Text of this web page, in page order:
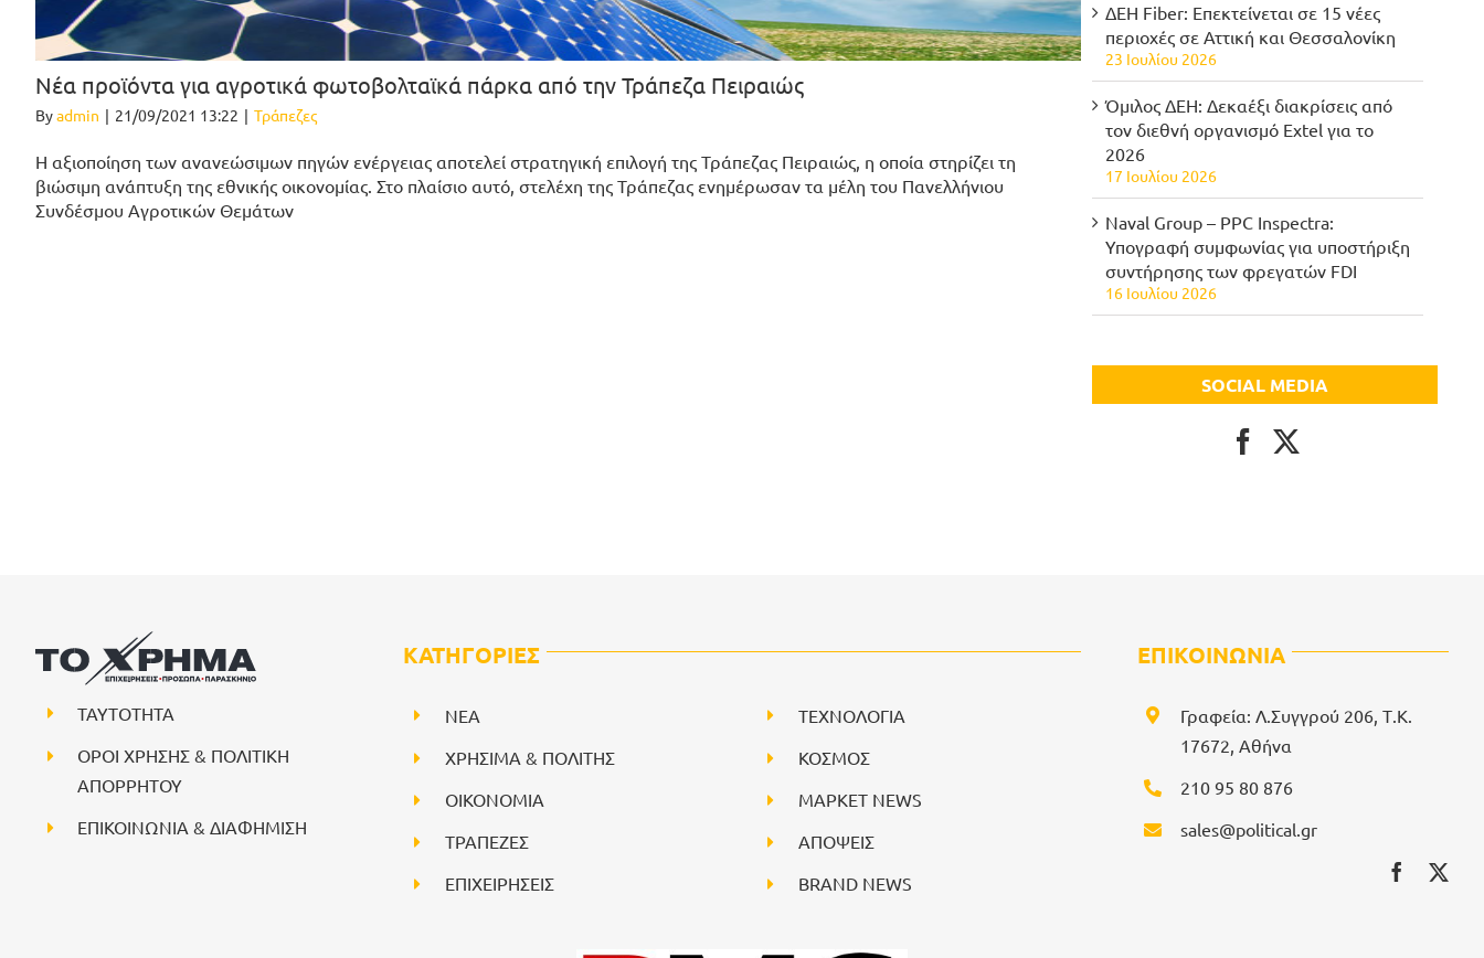
Νέα προϊόντα για αγροτικά φωτοβολταϊκά πάρκα από την Τράπεζα Πειραιώς
Byadmin | 21/09/2021 13:22 | Τράπεζες
Η αξιοποίηση των ανανεώσιμων πηγών ενέργειας αποτελεί στρατηγική επιλογή της Τράπεζας Πειραιώς, η οποία στηρίζει τη
βιώσιμη ανάπτυξη της εθνικής οικονομίας. Στο πλαίσιο αυτό, στελέχη της Τράπεζας ενημέρωσαν τα μέλη του Πανελλήνιου
Συνδέσμου Αγροτικών Θεμάτων
ΔΕΗ Fiber: Επεκτείνεται σε 15 νέες
περιοχές σε Αττική και Θεσσαλονίκη
23 Ιουλίου 2026
Όμιλος ΔΕΗ: Δεκαέξι διακρίσεις από
τον διεθνή οργανισμό Extel για το
2026
17 Ιουλίου 2026
Naval Group – PPC Inspectra:
Υπογραφή συμφωνίας για υποστήριξη
συντήρησης των φρεγατών FDI
16 Ιουλίου 2026
SOCIAL MEDIA
ΤΑΥΤΟΤΗΤΑ
ΟΡΟΙ ΧΡΗΣΗΣ & ΠΟΛΙΤΙΚΗ
ΑΠΟΡΡΗΤΟΥ
ΕΠΙΚΟΙΝΩΝΙΑ & ΔΙΑΦΗΜΙΣΗ
ΚΑΤΗΓΟΡΙΕΣ
NEA
ΧΡΗΣΙΜΑ & ΠΟΛΙΤΗΣ
ΟΙΚΟΝΟΜΙΑ
ΤΡΑΠΕΖΕΣ
ΕΠΙΧΕΙΡΗΣΕΙΣ
ΤΕΧΝΟΛΟΓΙΑ
ΚΟΣΜΟΣ
ΜΑΡΚΕΤ NEWS
ΑΠΟΨΕΙΣ
BRAND NEWS
ΕΠΙΚΟΙΝΩΝΙΑ
Γραφεία: Λ.Συγγρού 206, Τ.Κ.
17672, Αθήνα
210 95 80 876
sales@political.gr